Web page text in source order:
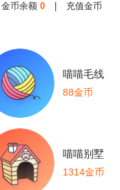
金币余额 0 充值金币
喵喵毛线
88金币
喵喵别墅
1314金币